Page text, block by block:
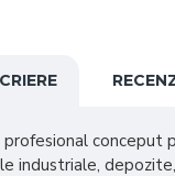
conceput
industriale,